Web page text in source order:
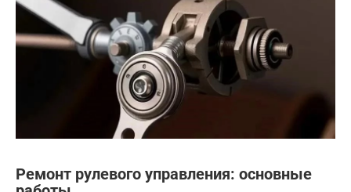
Ремонт рулевого управления: основные